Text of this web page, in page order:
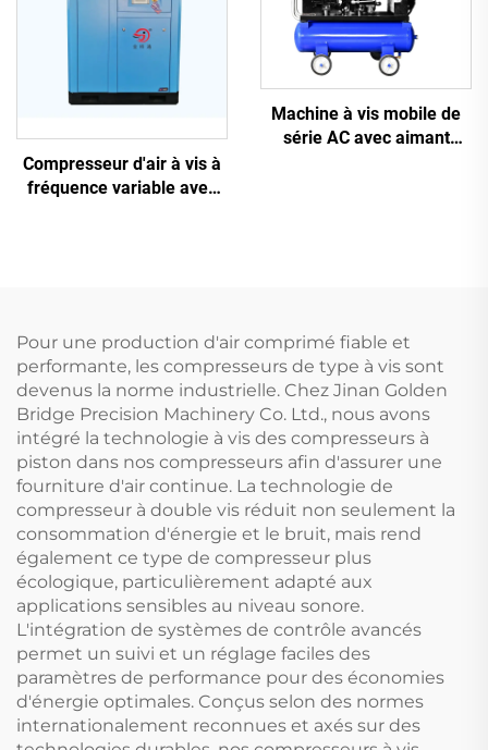
Compresseur d'air à vis à
fréquence variable avec
Machine à vis mobile de
série AC avec aimant
Pour une production d'air comprimé fiable et
performante, les compresseurs de type à vis sont
devenus la norme industrielle. Chez Jinan Golden
Bridge Precision Machinery Co. Ltd., nous avons
intégré la technologie à vis des compresseurs à
piston dans nos compresseurs afin d'assurer une
fourniture d'air continue. La technologie de
compresseur à double vis réduit non seulement la
consommation d'énergie et le bruit, mais rend
également ce type de compresseur plus
écologique, particulièrement adapté aux
applications sensibles au niveau sonore.
L'intégration de systèmes de contrôle avancés
permet un suivi et un réglage faciles des
paramètres de performance pour des économies
d'énergie optimales. Conçus selon des normes
internationalement reconnues et axés sur des